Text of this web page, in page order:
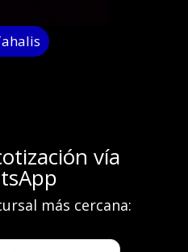
vía
más cercana: